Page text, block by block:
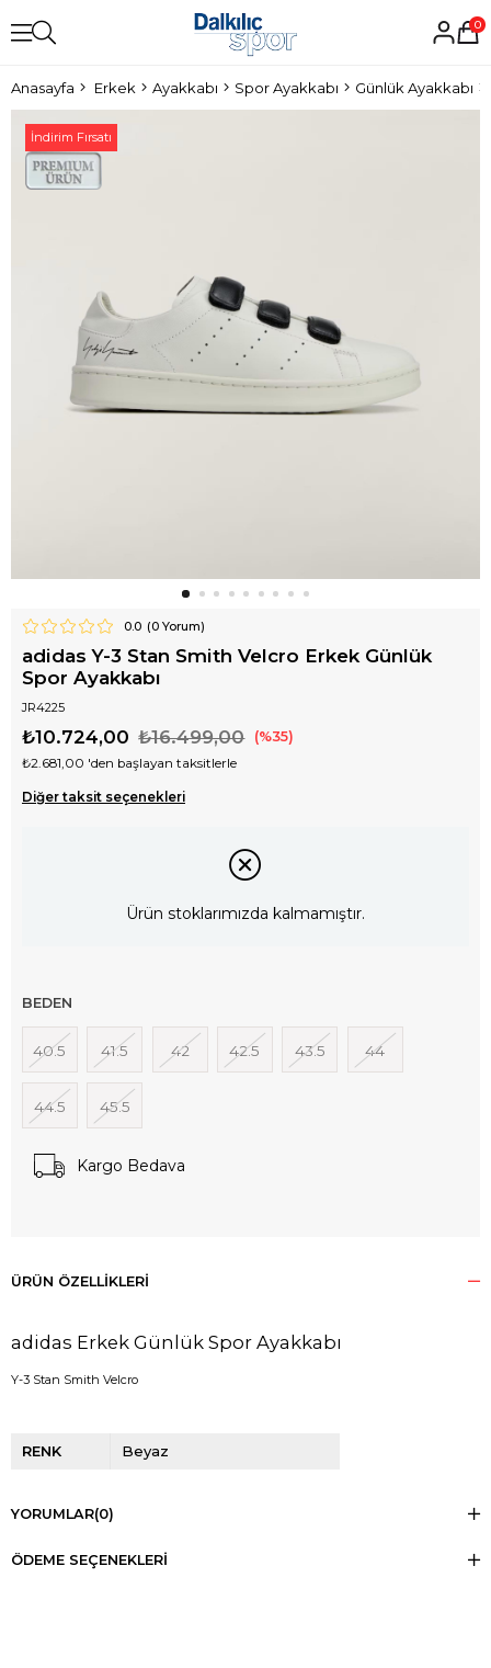
0
Anasayfa Erkek Ayakkabı Spor Ayakkabı Günlük Ayakkabı
İndirim Fırsatı
0.0 (0Yorum)
adidas Y-3 Stan Smith Velcro Erkek Günlük
Spor Ayakkabı
JR4225
₺16.499,00
₺10.724,00 35
₺2.681,00 'den başlayan taksitlerle
Diğer taksit seçenekleri
Ürün stoklarımızda kalmamıştır.
BEDEN
40.5 41.5 42 42.5 43.5 44
44.5 45.5
Kargo Bedava
ÜRÜN ÖZELLIKLERI
adidas Erkek Günlük Spor Ayakkabı
Y-3 Stan Smith Velcro
RENK Beyaz
YORUMLAR(0)
ÖDEME SEÇENEKLERI